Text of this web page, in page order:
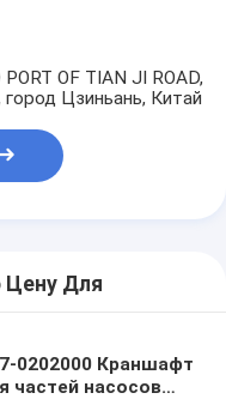
OF TIAN JI ROAD,
Цзиньань, Китай
Цену Для
0202000 Краншафт
частей насосов